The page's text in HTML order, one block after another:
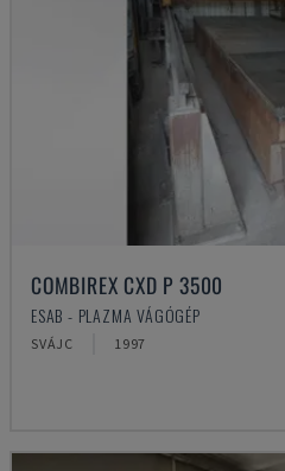
COMBIREX CXD P 3500
ESAB - PLAZMA VÁGÓGÉP
SVÁJC 1997